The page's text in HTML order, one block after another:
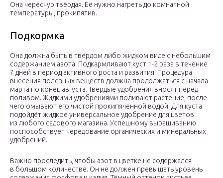
Она чересчур твёрдая. Её нужно нагреть до комнатной
температуры, прокипятив.
Подкормка
Она должна быть в твёрдом либо жидком виде с небольшим
содержанием азота. Подкармливают куст 1-2 раза в течение
7 дней в период активного роста и развития. Процедура
внесения полезных веществ должна продолжаться с начала
марта по конец августа. Твёрдые удобрения вносят перед
поливом. Жидкими удобрениями поливают растение, после
чего омывают его чистой прокипячённой водой. Для куста
подойдёт жидкое универсальное удобрение для цветов
из любого садового магазина. Успешному выращиванию
поспособствует чередование органических и минеральных
удобрений.
Важно проследить, чтобы азот в цветке не содержался
в большом количестве. Он не должен превышать уровень